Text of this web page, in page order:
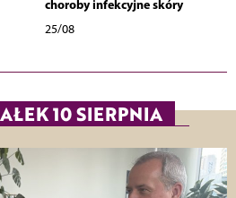
choroby infekcyjne skóry
25/08
10 SIERPNIA